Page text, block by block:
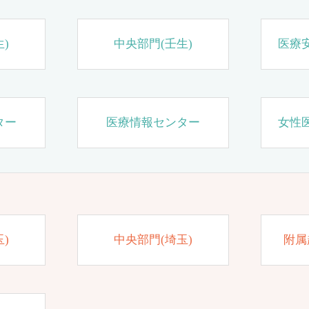
) 中央部門(壬生) 医療
ー 医療情報センター 女性
) 中央部門(埼玉) 附